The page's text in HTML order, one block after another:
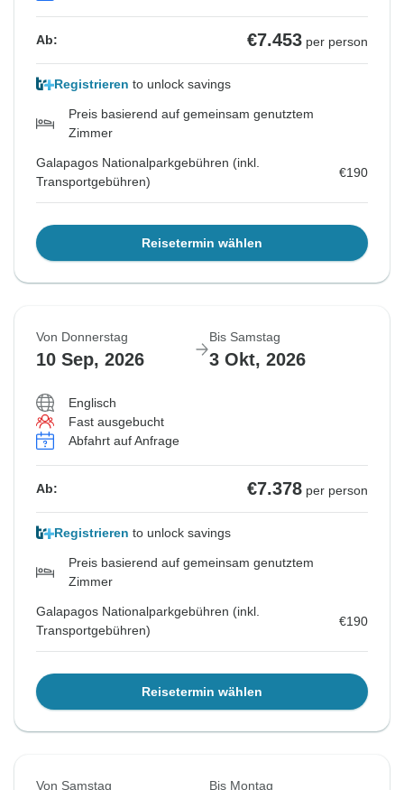
Ab: €7.453 per person
Registrieren to unlock savings
Preis basierend auf gemeinsam genutztem
Zimmer
Galapagos Nationalparkgebühren (inkl.
Transportgebühren)
€190
Reisetermin wählen
Von Donnerstag
10 Sep, 2026
Bis Samstag
3 Okt, 2026
Englisch
Fast ausgebucht
Abfahrt auf Anfrage
Ab: €7.378 per person
Registrieren to unlock savings
Preis basierend auf gemeinsam genutztem
Zimmer
Galapagos Nationalparkgebühren (inkl.
Transportgebühren)
€190
Reisetermin wählen
Von Samstag Bis Montag